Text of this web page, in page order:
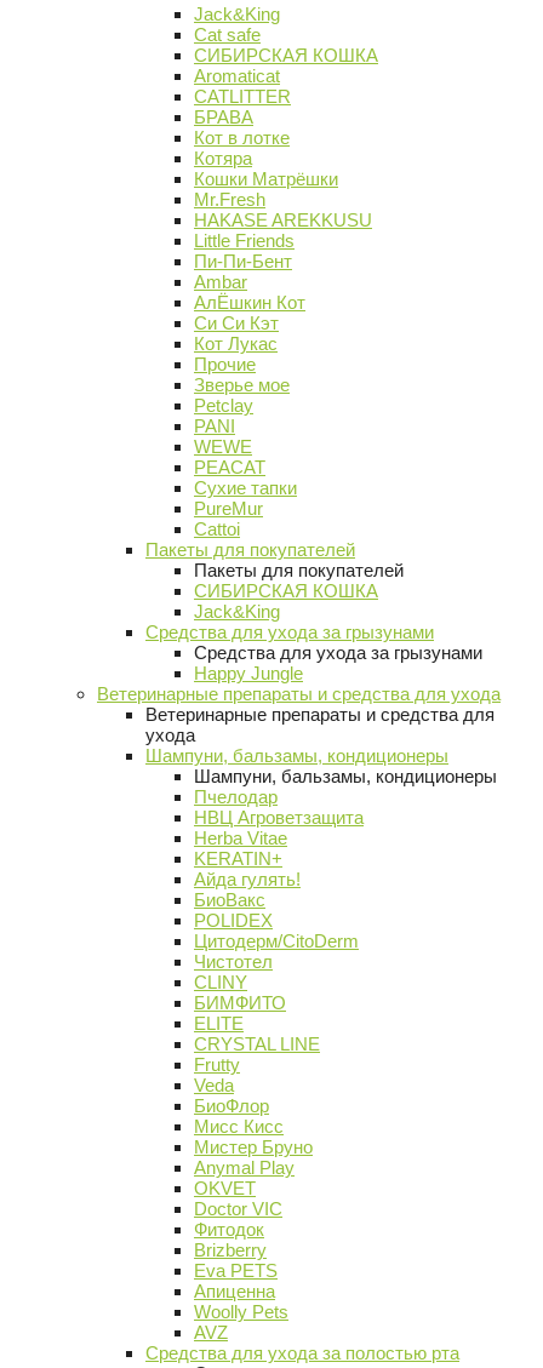
Jack&King
Cat safe
СИБИРСКАЯ КОШКА
Aromaticat
CATLITTER
БРАВА
Кот в лотке
Котяра
Кошки Матрёшки
Mr.Fresh
HAKASE AREKKUSU
Little Friends
Пи-Пи-Бент
Ambar
АлЁшкин Кот
Си Си Кэт
Кот Лукас
Прочие
Зверье мое
Petclay
PANI
WEWE
PEACAT
Сухие тапки
PureMur
Cattoi
Пакеты для покупателей
Пакеты для покупателей
СИБИРСКАЯ КОШКА
Jack&King
Средства для ухода за грызунами
Средства для ухода за грызунами
Happy Jungle
Ветеринарные препараты и средства для ухода
Ветеринарные препараты и средства для
ухода
Шампуни, бальзамы, кондиционеры
Шампуни, бальзамы, кондиционеры
Пчелодар
НВЦ Агроветзащита
Herba Vitae
KERATIN+
Айда гулять!
БиоВакс
POLIDEX
Цитодерм/CitoDerm
Чистотел
CLINY
БИМФИТО
ELITE
CRYSTAL LINE
Frutty
Veda
БиоФлор
Мисс Кисс
Мистер Бруно
Anymal Play
OKVET
Doctor VIC
Фитодок
Brizberry
Eva PETS
Апиценна
Woolly Pets
AVZ
Средства для ухода за полостью рта